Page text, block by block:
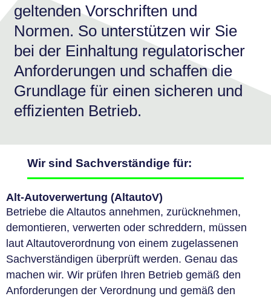
geltenden Vorschriften und
Normen. So unterstützen wir Sie
bei der Einhaltung regulatorischer
Anforderungen und schaffen die
Grundlage für einen sicheren und
effizienten Betrieb.
Wir sind Sachverständige für:
Alt-Autoverwertung (AltautoV)
Betriebe die Altautos annehmen, zurücknehmen,
demontieren, verwerten oder schreddern, müssen
laut Altautoverordnung von einem zugelassenen
Sachverständigen überprüft werden. Genau das
machen wir. Wir prüfen Ihren Betrieb gemäß den
Anforderungen der Verordnung und gemäß den